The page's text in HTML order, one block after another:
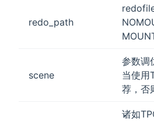
redo_path
scene
参数调
当使用
荐，否
诸如